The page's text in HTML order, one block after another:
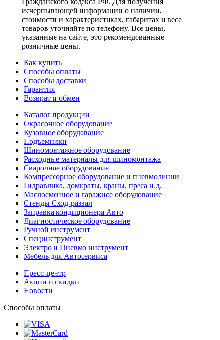
исчерпывающей информации о наличии,
стоимости и характеристиках, габаритах и весе
товаров уточняйте по телефону. Все цены,
указанные на сайте, это рекомендованные
розничные цены.
Как купить
Способы оплаты
Способы доставки
Гарантия
Возврат и обмен
Каталог продукции
Окрасочное оборудование
Кузовное оборудование
Подъемники
Шиномонтажное оборудование
Расходные материалы для шиномонтажа
Сварочное оборудование
Компрессорное оборудование и пневмолинии
Гидравлика, домкраты, краны, преса и.д.
Маслосменное и гаражное оборудование
Стенды Сход-развал
Заправка кондиционера Авто
Диагностическое оборудование
Ручной инструмент
Специнструмент
Электро и Пневмо инструмент
Мебель для Автосервиса
Пресс-центр
Акции и скидки
Новости
Способы оплаты